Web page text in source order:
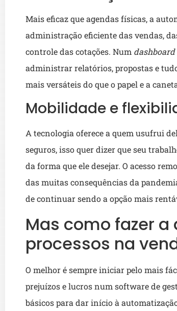
Mais eficaz que agendas físicas, a
administração eficiente das vendas,
controle das cotações. Num dashboard
administrar relatórios, propostas e
mais versáteis do que o papel e a
Mobilidade e
A tecnologia oferece a quem usufrui
seguros, isso quer dizer que seu
da forma que ele desejar. O acesso
das muitas consequências da
de continuar sendo a opção mais
Mas como fazer
processos na
O melhor é sempre iniciar pelo mais
prejuízos e lucros num software de
básicos para dar início à